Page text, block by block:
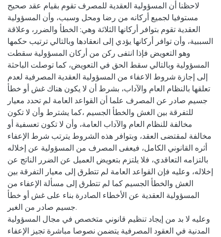
لاحظنا أن المسؤولية العقدية للمصرف تقوم بقيام عقد صحيح
مستوفيا لجميع أركانه من رضا ومحل وسبب، وأن المسؤولية
العقدية تقوم بتوافر أركانها الثلاثة وهي: الخطأ والضرر، وعلاقة
السببية، وأن توافر أركانها يؤدي إلى انعقادها وبالتالي ترتيب حكمها
وهو التعويض فإذا انتفى ركن من أركان المسؤولية سقطت
المسؤولية وبالتالي سقط الحق في التعويض، كما توصلت الباحثة
إلى إجازة شروط الاعفاء من المسؤولية العقدية المصرفية لعدم
تعلقها بالنظام العام والآداب، بشرط أن لا يكون هناك غش أو خطأ
جسيم صادر عن المصرف علما أن القواعد العامة لم تحدد معيار
للتفرقة بين الغش والخطأ الجسيم ،كما يشترط وأن لا تكون
مخالفة للنظام العام والآداب العامة، وأن لا تكون تعسفية أو
مخالفة لمقتضى العقد، وبتوافر هذه الشروط يترتب شرط الإعفاء
أثره القانوني الكامل، فيعفى المصرف من المسؤولية عن إخلاله
بالتزامه التعاقدي، فلا يلتزم بتعويض العميل عن الضرر الناتج عن
إخلاله، وعليه فإن القواعد العامة لم تتطرق إلى معيار التفرقة بين
الغش والخطأ الجسيم كما لم تتطرق إلى مسألة الإعفاء من
المسؤولية العقدية عن الأخطاء الصادرة بناء على غش أو خطأ
جسيم صادر من الغير.
وعليه لا بد من إيجاد تنظيم قانوني متخصص في مجال المسؤولية
المدنية في العقود المصرفية يتضمن نصوصا مباشرة تجيز الإعفاء